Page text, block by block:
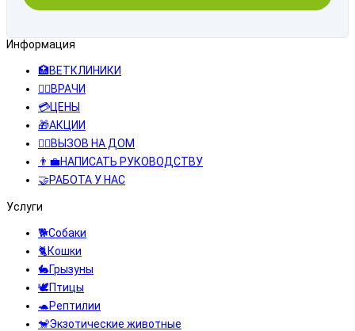
Информация
🏥ВЕТКЛИНИКИ
👨‍⚕️ВРАЧИ
💳ЦЕНЫ
🎁АКЦИИ
👩‍⚕️ВЫЗОВ НА ДОМ
👨‍💼НАПИСАТЬ РУКОВОДСТВУ
🤝РАБОТА У НАС
Услуги
🐕Собаки
🐈Кошки
🐇Грызуны
🕊️Птицы
🐢Рептилии
🐒Экзотические животные